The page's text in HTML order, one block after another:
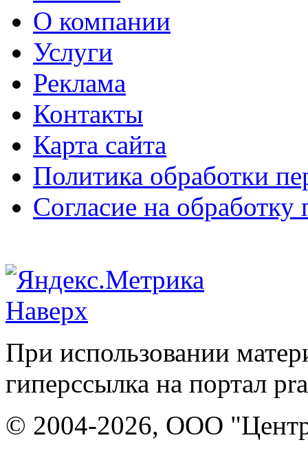
О компании
Услуги
Реклама
Контакты
Карта сайта
Политика обработки
Согласие на
Наверх
При использовании
гиперссылка на портал
© 2004-2026, ООО "Центр